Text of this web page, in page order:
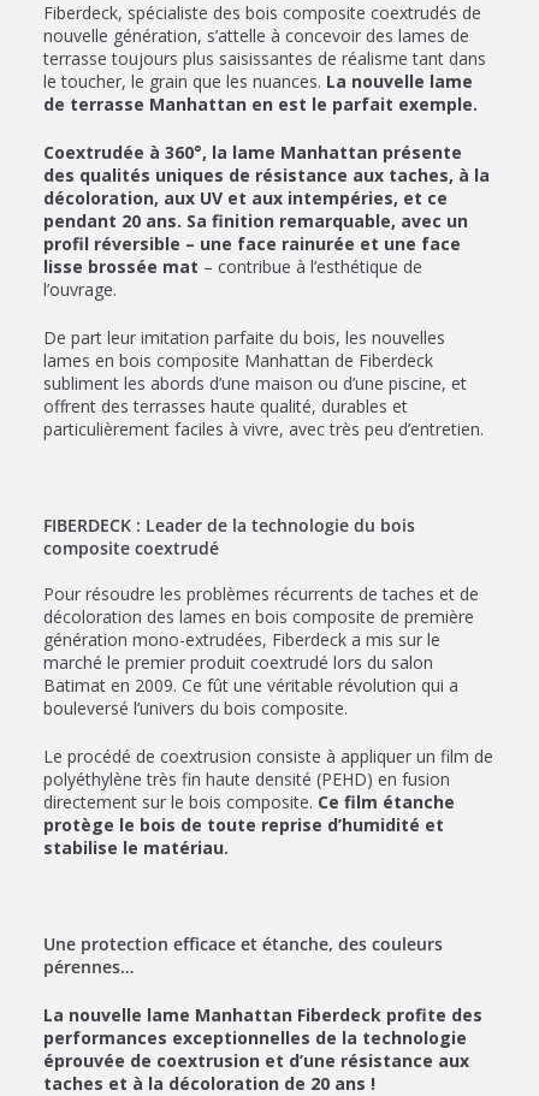
Fiberdeck, spécialiste des bois composite coextrudés de
nouvelle génération, s’attelle à concevoir des lames de
terrasse toujours plus saisissantes de réalisme tant dans
le toucher, le grain que les nuances. La nouvelle lame
de terrasse Manhattan en est le parfait exemple.
Coextrudée à 360°, la lame Manhattan présente
des qualités uniques de résistance aux taches, à la
décoloration, aux UV et aux intempéries, et ce
pendant 20 ans. Sa finition remarquable, avec un
profil réversible – une face rainurée et une face
lisse brossée mat – contribue à l’esthétique de
l’ouvrage.
De part leur imitation parfaite du bois, les nouvelles
lames en bois composite Manhattan de Fiberdeck
subliment les abords d’une maison ou d’une piscine, et
offrent des terrasses haute qualité, durables et
particulièrement faciles à vivre, avec très peu d’entretien.
FIBERDECK : Leader de la technologie du bois
composite coextrudé
Pour résoudre les problèmes récurrents de taches et de
décoloration des lames en bois composite de première
génération mono-extrudées, Fiberdeck a mis sur le
marché le premier produit coextrudé lors du salon
Batimat en 2009. Ce fût une véritable révolution qui a
bouleversé l’univers du bois composite.
Le procédé de coextrusion consiste à appliquer un film de
polyéthylène très fin haute densité (PEHD) en fusion
directement sur le bois composite. Ce film étanche
protège le bois de toute reprise d’humidité et
stabilise le matériau.
Une protection efficace et étanche, des couleurs
pérennes…
La nouvelle lame Manhattan Fiberdeck profite des
performances exceptionnelles de la technologie
éprouvée de coextrusion et d’une résistance aux
taches et à la décoloration de 20 ans !